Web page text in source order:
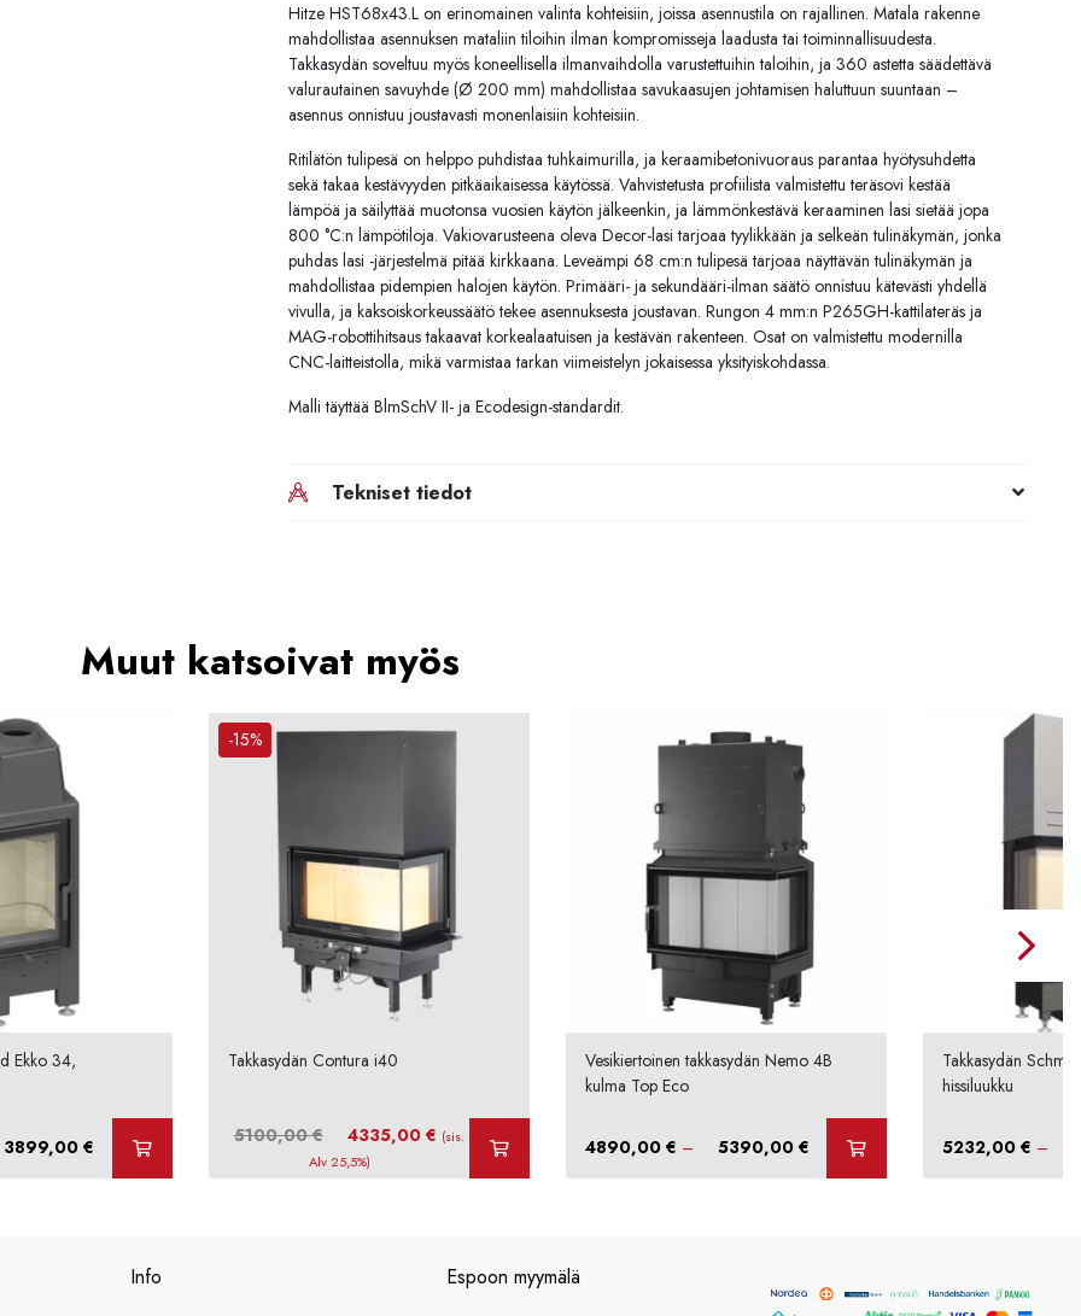
Hitze HST68x43.L on erinomainen valinta kohteisiin, joissa asennustila on rajallinen. Matala rakenne
mahdollistaa asennuksen mataliin tiloihin ilman kompromisseja laadusta tai toiminnallisuudesta.
Takkasydän soveltuu myös koneellisella ilmanvaihdolla varustettuihin taloihin, ja 360 astetta säädettävä
valurautainen savuyhde (Ø 200 mm) mahdollistaa savukaasujen johtamisen haluttuun suuntaan –
asennus onnistuu joustavasti monenlaisiin kohteisiin.
Ritilätön tulipesä on helppo puhdistaa tuhkaimurilla, ja keraamibetonivuoraus parantaa hyötysuhdetta
sekä takaa kestävyyden pitkäaikaisessa käytössä. Vahvistetusta profiilista valmistettu teräsovi kestää
lämpöä ja säilyttää muotonsa vuosien käytön jälkeenkin, ja lämmönkestävä keraaminen lasi sietää jopa
800 °C:n lämpötiloja. Vakiovarusteena oleva Decor-lasi tarjoaa tyylikkään ja selkeän tulinäkymän, jonka
puhdas lasi -järjestelmä pitää kirkkaana. Leveämpi 68 cm:n tulipesä tarjoaa näyttävän tulinäkymän ja
mahdollistaa pidempien halojen käytön. Primääri- ja sekundääri-ilman säätö onnistuu kätevästi yhdellä
vivulla, ja kaksoiskorkeussäätö tekee asennuksesta joustavan. Rungon 4 mm:n P265GH-kattilateräs ja
MAG-robottihitsaus takaavat korkealaatuisen ja kestävän rakenteen. Osat on valmistettu modernilla
CNC-laitteistolla, mikä varmistaa tarkan viimeistelyn jokaisessa yksityiskohdassa.
Malli täyttää BlmSchV II- ja Ecodesign-standardit.
Tekniset tiedot
Muut katsoivat myös
Ekko 34,
3899,00 €Hintaluokka:
-15%
Takkasydän Contura i40
5100,00€
Alkuperäinen
hinta
oli:
4335,00 €Nykyinen
on:
(sis.
Alv 25,5%)
Vesikiertoinen takkasydän Nemo 4B
kulma Top Eco
4890,00 € – 5390,00 €Hintaluokka:
Takkasydän
hissiluukku
5232,00 € –
Info Espoon myymälä